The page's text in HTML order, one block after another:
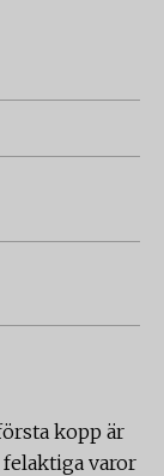
kopp är
varor